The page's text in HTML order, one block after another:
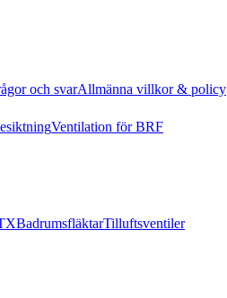
och svarAllmänna villkor & policy
Ventilation för BRF
BadrumsfläktarTilluftsventiler